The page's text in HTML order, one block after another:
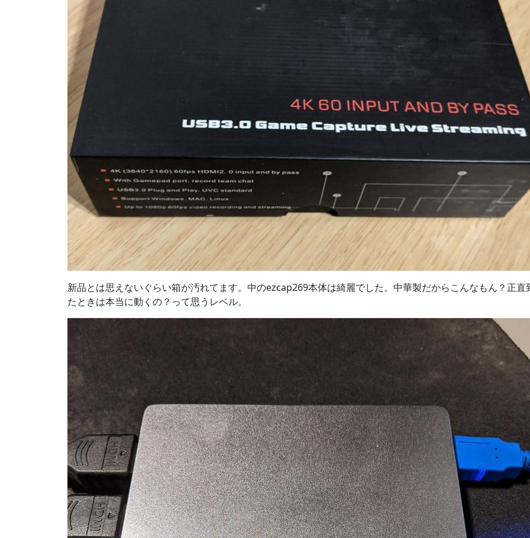
新品とは思えないぐらい箱が汚れてます。中のezcap269本体は綺麗でした。中華製だからこんなもん？正直
たときは本当に動くの？って思うレベル。